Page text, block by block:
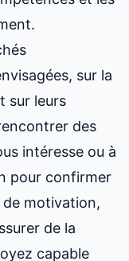
sur la
sur leurs
des
intéresse ou à
pour confirmer
motivation,
de la
capable